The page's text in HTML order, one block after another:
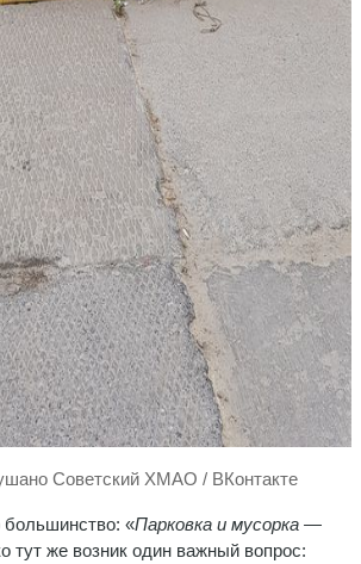
Советский ХМАО / ВКонтакте
«Парковка и мусорка —
тут же возник один важный вопрос: